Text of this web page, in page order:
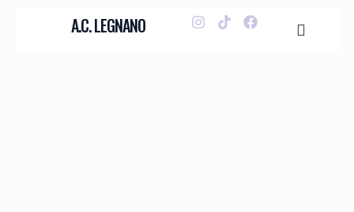
A.C. LEGNANO